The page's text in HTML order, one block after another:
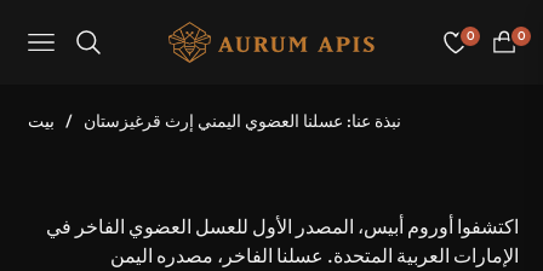
Navigation
0
عربة
0
بيت / نبذة عنا: عسلنا العضوي اليمني إرث قرغيزستان
اكتشفوا أوروم أبيس، المصدر الأول للعسل العضوي الفاخر في
الإمارات العربية المتحدة. عسلنا الفاخر، مصدره اليمن